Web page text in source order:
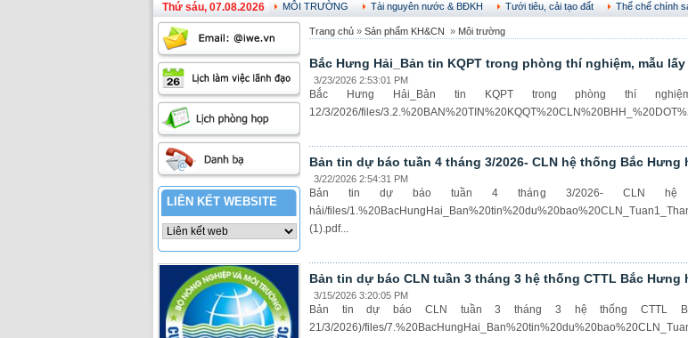
MÔI TRƯỜNG Tài nguyên nước & BĐKH Tưới tiêu, cải tạo đất Thể chế chính
Thứ sáu, 07.08.2026
LIÊN KẾT WEBSITE
Trang chủ » Sản phẩm KH&CN » Môi trường
Bắc Hưng Hải_Bản tin KQPT trong phòng thí nghiệm, mẫu lấy
3/23/2026 2:53:01 PM
Bắc Hưng Hải_Bản tin KQPT trong phòng thí
12/3/2026/files/
Bản tin dự báo tuần 4 tháng 3/2026- CLN hệ thống Bắc Hưng
3/22/2026 2:54:31 PM
Bản tin dự báo tuần 4 tháng 3/2026- CLN hệ
hải/files/
(1).pdf...
Bản tin dự báo CLN tuần 3 tháng 3 hệ thống CTTL Bắc Hưng
3/15/2026 3:20:05 PM
Bản tin dự báo CLN tuần 3 tháng 3 hệ thống CTTL
21/3/2026)/files/